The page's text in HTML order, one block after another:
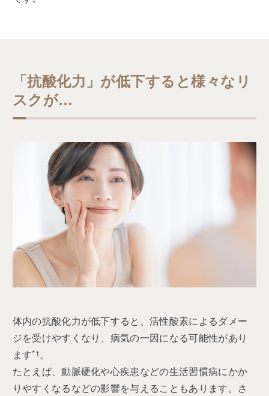
「抗酸化力」が低下すると様々なリ
スクが…
体内の抗酸化力が低下すると、活性酸素によるダメー
ジを受けやすくなり、病気の一因になる可能性があり
ます*1。
たとえば、動脈硬化や心疾患などの生活習慣病にかか
りやすくなるなどの影響を与えることもあります。さ